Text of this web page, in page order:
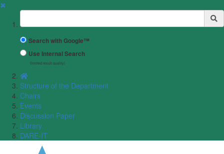
✖
Suchbegriff
Search with Google™
Use Internal Search
(limited result quality)
Structure of the Department
Chairs
Events
Discussion Paper
Library
DARE-IT